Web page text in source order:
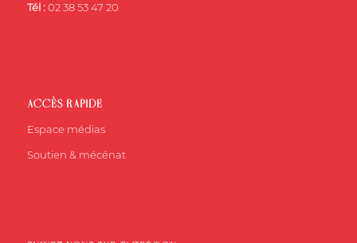
Tél : 02 38 53 47 20
ACCÈS RAPIDE
Espace médias
Soutien & mécénat